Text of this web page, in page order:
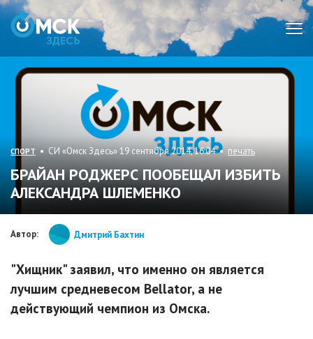
СПОРТ • СИ «Омск Здесь» 19 сентября 2014, 16:04 • печать
БРАЙАН РОДЖЕРС ПООБЕЩАЛ ИЗБИТЬ
АЛЕКСАНДРА ШЛЕМЕНКО
Автор: Дмитрий Бахтин
"Хищник" заявил, что именно он является
лучшим средневесом Bellator, а не
действующий чемпион из Омска.